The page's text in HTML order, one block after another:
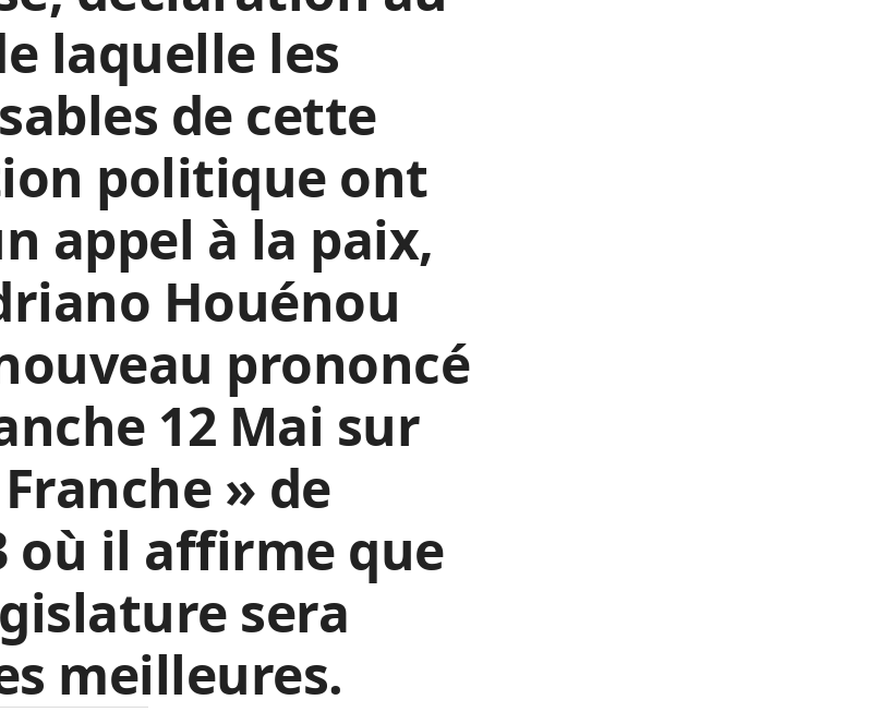
laquelle les
de cette
politique ont
appel à la paix,
Houénou
prononcé
12 Mai sur
» de
où il affirme que
sera
meilleures.